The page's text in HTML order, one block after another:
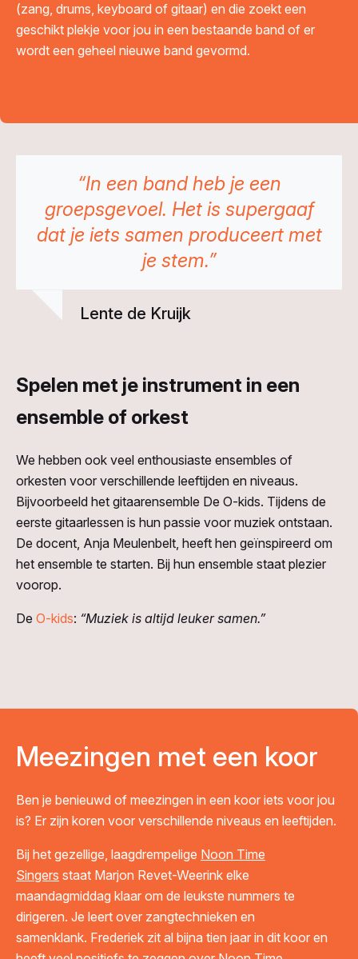
(zang, drums, keyboard of gitaar) en die zoekt een
geschikt plekje voor jou in een bestaande band of er
wordt een geheel nieuwe band gevormd.
“In een band heb je een
groepsgevoel. Het is supergaaf
dat je iets samen produceert met
je stem.”
Lente de Kruijk
Spelen met je instrument in een
ensemble of orkest
We hebben ook veel enthousiaste ensembles of
orkesten voor verschillende leeftijden en niveaus.
Bijvoorbeeld het gitaarensemble De O-kids. Tijdens de
eerste gitaarlessen is hun passie voor muziek ontstaan.
De docent, Anja Meulenbelt, heeft hen geïnspireerd om
het ensemble te starten. Bij hun ensemble staat plezier
voorop.
De O-kids: “Muziek is altijd leuker samen.”
Meezingen met een koor
Ben je benieuwd of meezingen in een koor iets voor jou
is? Er zijn koren voor verschillende niveaus en leeftijden.
Bij het gezellige, laagdrempelige Noon Time
Singers staat Marjon Revet-Weerink elke
maandagmiddag klaar om de leukste nummers te
dirigeren. Je leert over zangtechnieken en
samenklank. Frederiek zit al bijna tien jaar in dit koor en